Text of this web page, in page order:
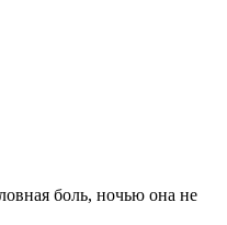
боль, ночью она не